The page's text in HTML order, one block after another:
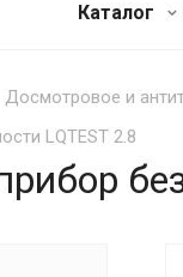
Каталог
Досмотровое и
LQTEST 2.8